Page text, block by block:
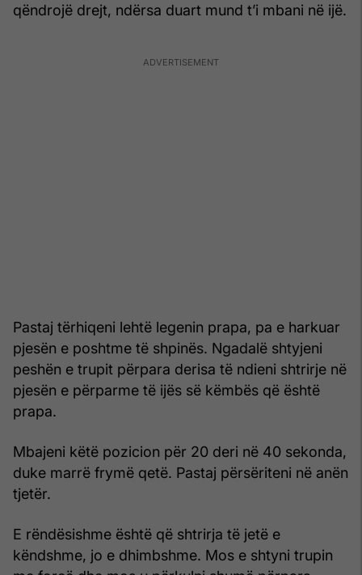
qëndrojë drejt, ndërsa duart mund t’i mbani në ijë.
Pastaj tërhiqeni lehtë legenin prapa, pa e harkuar
pjesën e poshtme të shpinës. Ngadalë shtyjeni
peshën e trupit përpara derisa të ndieni shtrirje në
pjesën e përparme të ijës së këmbës që është
prapa.
Mbajeni këtë pozicion për 20 deri në 40 sekonda,
duke marrë frymë qetë. Pastaj përsëriteni në anën
tjetër.
E rëndësishme është që shtrirja të jetë e
këndshme, jo e dhimbshme. Mos e shtyni trupin